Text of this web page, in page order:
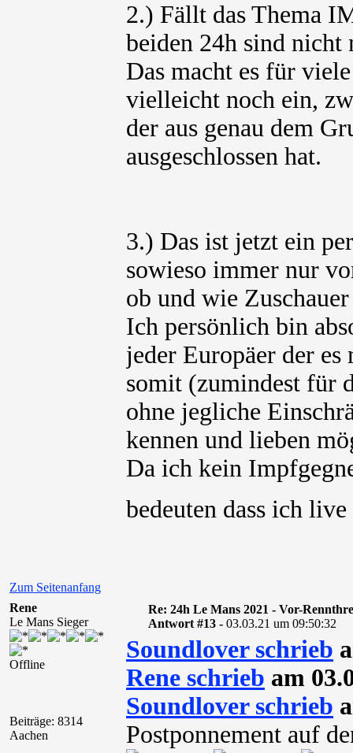
2.) Fällt das Thema
beiden 24h sind nicht
Das macht es für
vielleicht noch ein,
der aus genau dem
ausgeschlossen hat.
3.) Das ist jetzt ein
sowieso immer nur
ob und wie
Ich persönlich bin
jeder Europäer der
somit (zumindest für
ohne jegliche
kennen und lieben
Da ich kein
bedeuten dass ich
Zum Seitenanfang
Rene
Le Mans Sieger
Offline
Beiträge: 8314
Aachen
Re: 24h Le Mans 2021 - Vor-
Antwort #13 - 03.03.21 um 09:50:32
Soundlover schrieb
Rene schrieb am
Soundlover schrieb
Postponnement auf